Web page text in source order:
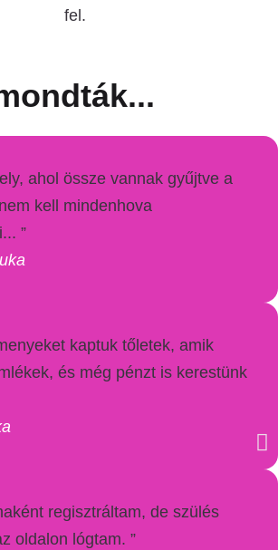
fel.
ahol össze vannak gyűjtve a
kell mindenhova
”
kaptuk tőletek, amik
és még pénzt is kerestünk
regisztráltam, de szülés
oldalon lógtam. ”